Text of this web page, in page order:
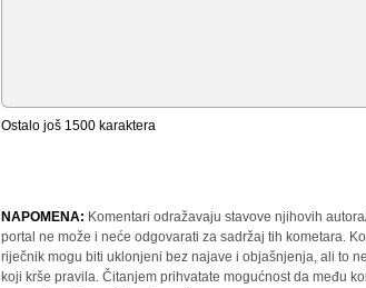
Ostalo još 1500 karaktera
NAPOMENA: Komentari odražavaju stavove njihovih
portal ne može i neće odgovarati za sadržaj tih kometara.
riječnik mogu biti uklonjeni bez najave i objašnjenja, ali to
koji krše pravila. Čitanjem prihvatate mogućnost da među